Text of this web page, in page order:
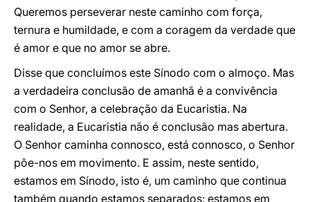
Queremos perseverar neste caminho com força,
ternura e humildade, e com a coragem da verdade que
é amor e que no amor se abre.
Disse que concluímos este Sínodo com o almoço. Mas
a verdadeira conclusão de amanhã é a convivência
com o Senhor, a celebração da Eucaristia. Na
realidade, a Eucaristia não é conclusão mas abertura.
O Senhor caminha connosco, está connosco, o Senhor
põe-nos em movimento. E assim, neste sentido,
estamos em Sínodo, isto é, um caminho que continua
também quando estamos separados: estamos em